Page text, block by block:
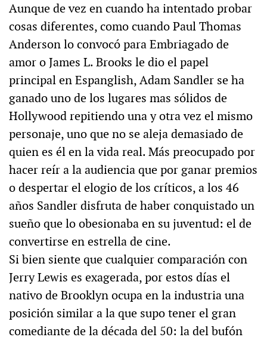
Aunque de vez en cuando ha intentado probar
cosas diferentes, como cuando Paul Thomas
Anderson lo convocó para Embriagado de
amor o James L. Brooks le dio el papel
principal en Espanglish, Adam Sandler se ha
ganado uno de los lugares mas sólidos de
Hollywood repitiendo una y otra vez el mismo
personaje, uno que no se aleja demasiado de
quien es él en la vida real. Más preocupado por
hacer reír a la audiencia que por ganar premios
o despertar el elogio de los críticos, a los 46
años Sandler disfruta de haber conquistado un
sueño que lo obesionaba en su juventud: el de
convertirse en estrella de cine.
Si bien siente que cualquier comparación con
Jerry Lewis es exagerada, por estos días el
nativo de Brooklyn ocupa en la industria una
posición similar a la que supo tener el gran
comediante de la década del 50: la del bufón